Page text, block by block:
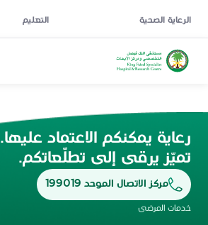
الرعاية الصحية التعليم
رعاية يمكنكم الاعتماد عليها.
تميّز يرقى إلى تطلّعاتكم.
مركز الاتصال الموحد 199019
خدمات المرضى